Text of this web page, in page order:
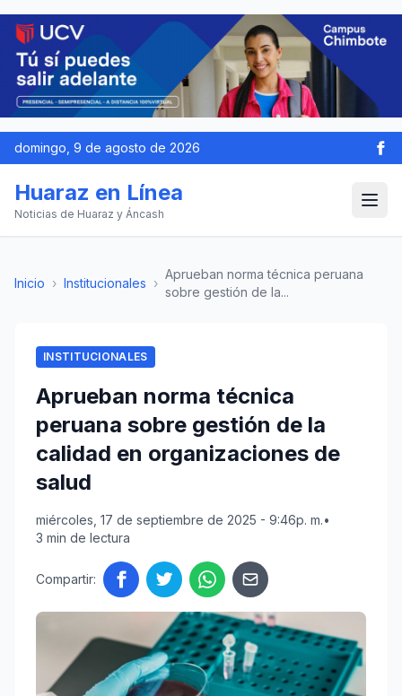
domingo, 9 de agosto de 2026
Huaraz en Línea
Noticias de Huaraz y Áncash
Inicio › Institucionales ›
Aprueban norma técnica peruana
sobre gestión de la...
INSTITUCIONALES
Aprueban norma técnica
peruana sobre gestión de la
calidad en organizaciones de
salud
miércoles, 17 de septiembre de 2025 - 9:46p. m.•
3 min de lectura
Compartir: